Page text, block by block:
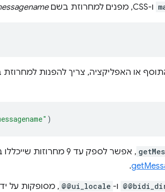
ו-CSS, מפנים למחרוזת בשם
)
, אפשר לספק עד 9
.
ו- @@ui_locale , מסופקות על